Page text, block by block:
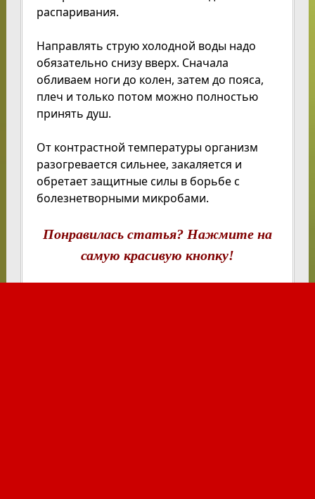
распаривания.
Направлять струю холодной воды надо
обязательно снизу вверх. Сначала
обливаем ноги до колен, затем до пояса,
плеч и только потом можно полностью
принять душ.
От контрастной температуры организм
разогревается сильнее, закаляется и
обретает защитные силы в борьбе с
болезнетворными микробами.
Понравилась статья? Нажмите на
самую красивую кнопку!